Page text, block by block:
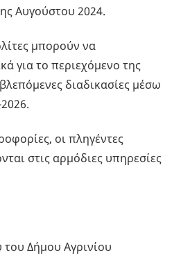
Αυγούστου 2024.
μπορούν να
για το περιεχόμενο της
διαδικασίες μέσω
οι πληγέντες
στις αρμόδιες υπηρεσίες
Δήμου Αγρινίου